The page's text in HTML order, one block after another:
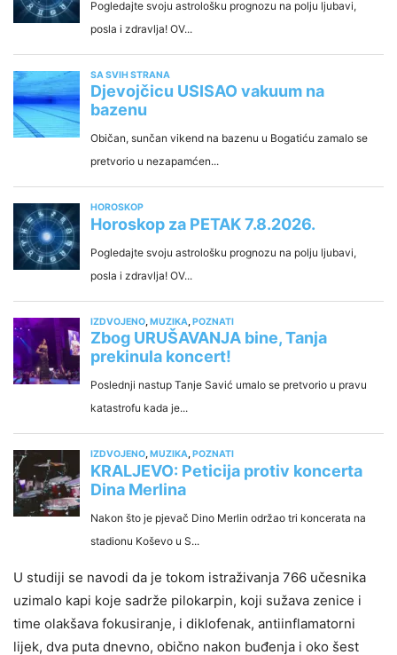
U studiji se navodi da je tokom istraživanja 766 učesnika
uzimalo kapi koje sadrže pilokarpin, koji sužava zenice i
time olakšava fokusiranje, i diklofenak, antiinflamatorni
lijek, dva puta dnevno, obično nakon buđenja i oko šest